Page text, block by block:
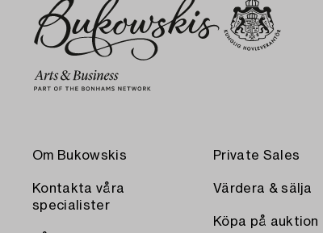
Om Bukowskis
Kontakta våra
specialister
Private Sales
Värdera & sälja
Köpa på auktion